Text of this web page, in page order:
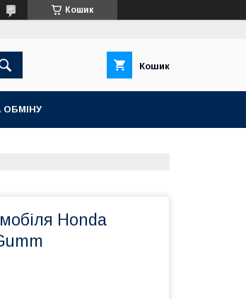
Кошик
Кошик
Honda